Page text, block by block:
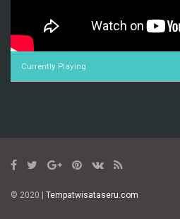
Currently Playing
© 2020 | Tempatwisataseru.com